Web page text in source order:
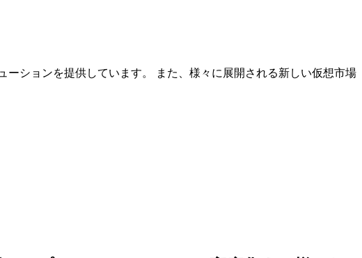
ションを提供しています。 また、様々に展開される新しい仮想市場